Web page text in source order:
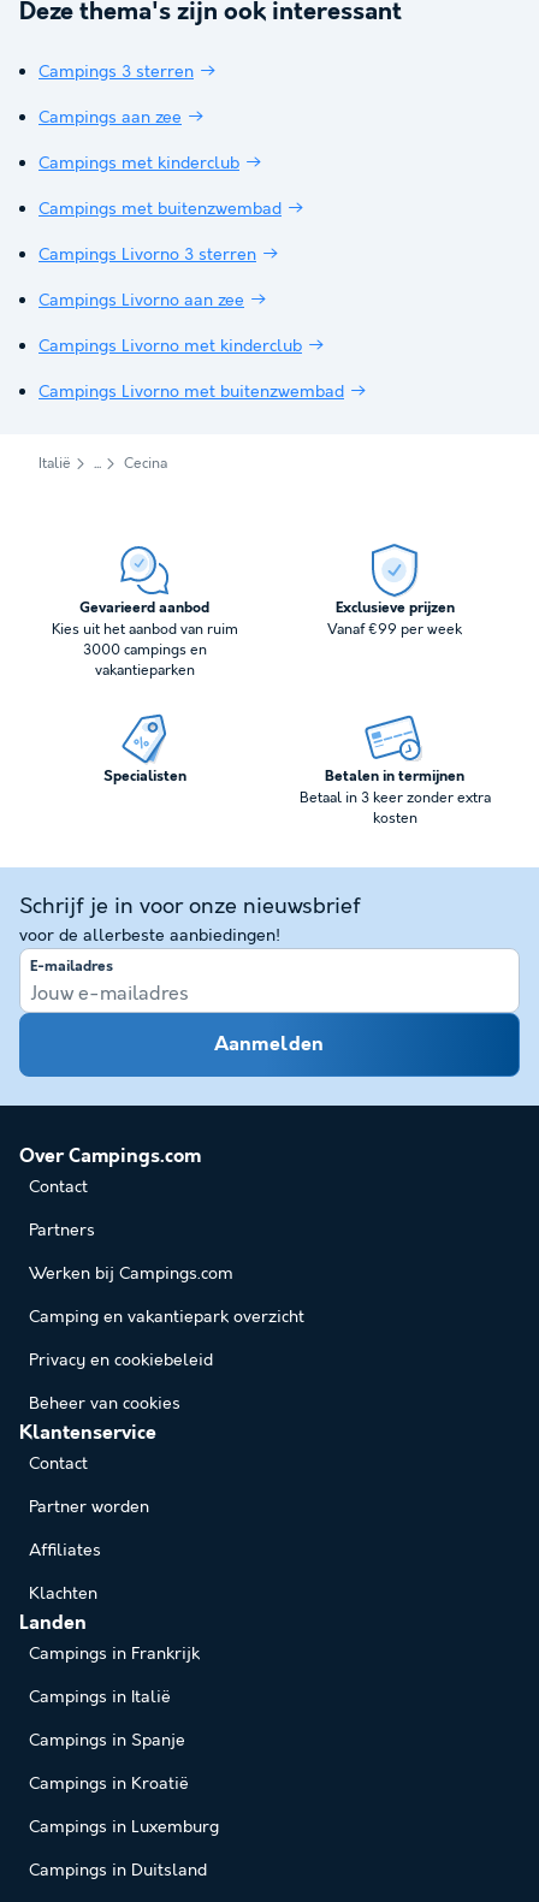
Deze thema's zijn ook interessant
Campings 3 sterren
Campings aan zee
Campings met kinderclub
Campings met buitenzwembad
Campings Livorno 3 sterren
Campings Livorno aan zee
Campings Livorno met kinderclub
Campings Livorno met buitenzwembad
Italië Cecina
Gevarieerd aanbod
Kies uit het aanbod van ruim
3000 campings en
vakantieparken
Exclusieve prijzen
Vanaf €99 per week
Specialisten Betalen in termijnen
Betaal in 3 keer zonder extra
kosten
Schrijf je in voor onze nieuwsbrief
voor de allerbeste aanbiedingen!
E-mailadres
Aanmelden
Over Campings.com
Contact
Partners
Werken bij Campings.com
Camping en vakantiepark overzicht
Privacy en cookiebeleid
Beheer van cookies
Klantenservice
Contact
Partner worden
Affiliates
Klachten
Landen
Campings in Frankrijk
Campings in Italië
Campings in Spanje
Campings in Kroatië
Campings in Luxemburg
Campings in Duitsland